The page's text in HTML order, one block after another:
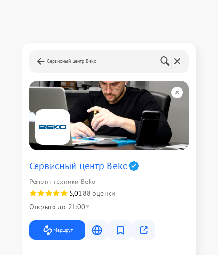
Сервисный центр Beko
Сервисный центр Beko
Ремонт техники Beko
5,0188 оценки
Открыто до 21:00
Маршрут